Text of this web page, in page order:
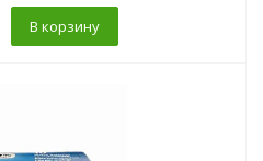
В корзину